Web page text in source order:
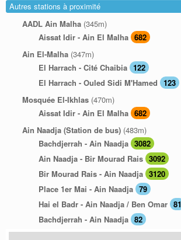
Autres stations à proximité
AADL Ain Malha (345m)
Aissat Idir - Ain El Malha 682
Ain El-Malha (347m)
El Harrach - Cité Chaibia 122
El Harrach - Ouled Sidi M'Hamed 123
Mosquée El-Ikhlas (470m)
Aissat Idir - Ain El Malha 682
Ain Naadja (Station de bus) (483m)
Bachdjerrah - Ain Naadja 3082
Ain Naadja - Bir Mourad Rais 3092
Bir Mourad Rais - Ain Naadja 3120
Place 1er Mai - Ain Naadja 79
Hai el Badr - Ain Naadja / Ben Omar 81
Bachdjerrah - Ain Naadja 82